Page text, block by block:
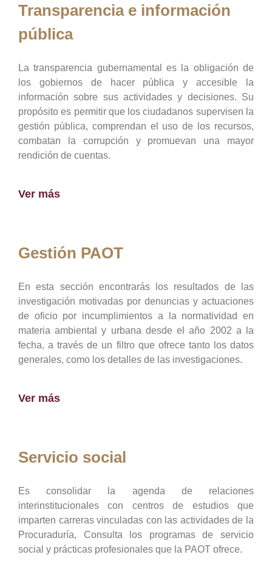
Transparencia e información
pública
La transparencia gubernamental es la obligación de
los gobiernos de hacer pública y accesible la
información sobre sus actividades y decisiones. Su
propósito es permitir que los ciudadanos supervisen la
gestión pública, comprendan el uso de los recursos,
combatan la corrupción y promuevan una mayor
rendición de cuentas.
Ver más
Gestión PAOT
En esta sección encontrarás los resultados de las
investigación motivadas por denuncias y actuaciones
de oficio por incumplimientos a la normatividad en
materia ambiental y urbana desde el año 2002 a la
fecha, a través de un filtro que ofrece tanto los datos
generales, como los detalles de las investigaciones.
Ver más
Servicio social
Es consolidar la agenda de relaciones
interinstitucionales con centros de estudios que
imparten carreras vinculadas con las actividades de la
Procuraduría, Consulta los programas de servicio
social y prácticas profesionales que la PAOT ofrece.